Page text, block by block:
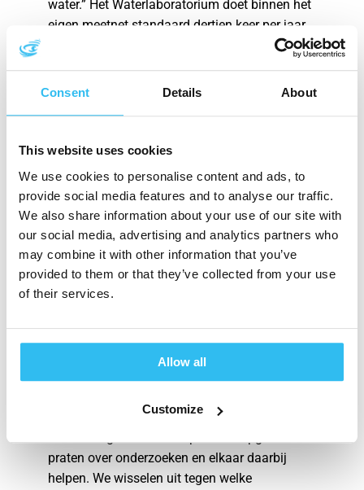
Consent Details About
This website uses cookies
We use cookies to personalise content and ads, to
provide social media features and to analyse our traffic.
We also share information about your use of our site with
our social media, advertising and analytics partners who
may combine it with other information that you’ve
provided to them or that they’ve collected from your use
of their services.
Allow all
Customize
water.” Het Waterlaboratorium doet binnen het
eigen meetnet standaard dertien keer per jaar
en non-target screening projectmatig.
Uitkomsten vergelijken
laboratoria beter vergelijkbaar te maken loopt
in Nederland het project ‘WaterpatRoon’, in
samenwerking met KWR en de Universiteit van
Amsterdam. Het Waterlaboratorium is partner
in dit project. Zoey: “De PhD-student die aan
dit onderzoek werkt heeft tijdens het congres
de voortgang toegelicht.” Zelf gaf ze een
presentatie over een studie die Het
profiel van de Rijn.
Platform Analytik. Zoey: “Tijdens een live-
praten over onderzoeken en elkaar daarbij
helpen. We wisselen uit tegen welke